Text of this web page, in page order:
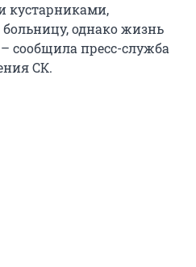
кустарниками,
однако жизнь
– сообщила пресс-служба
СК.